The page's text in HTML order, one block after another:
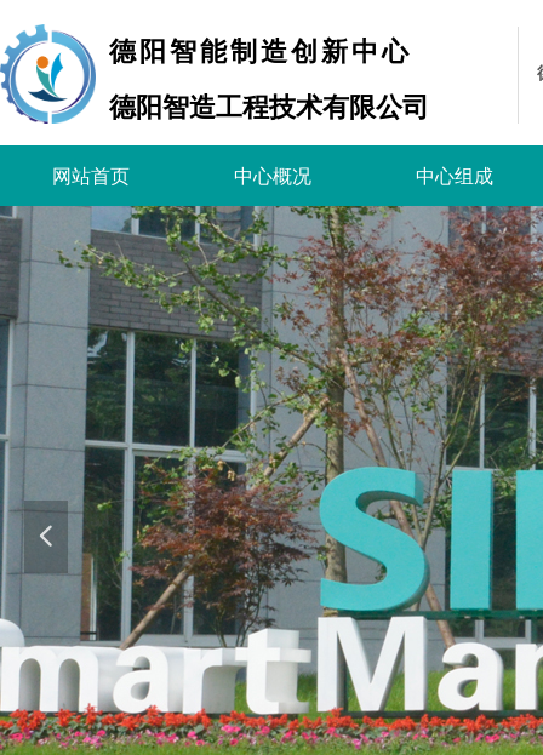
德阳智能制造创新中心
德阳智造工程技术有限公司
网站首页 中心概况 中心组成
넳